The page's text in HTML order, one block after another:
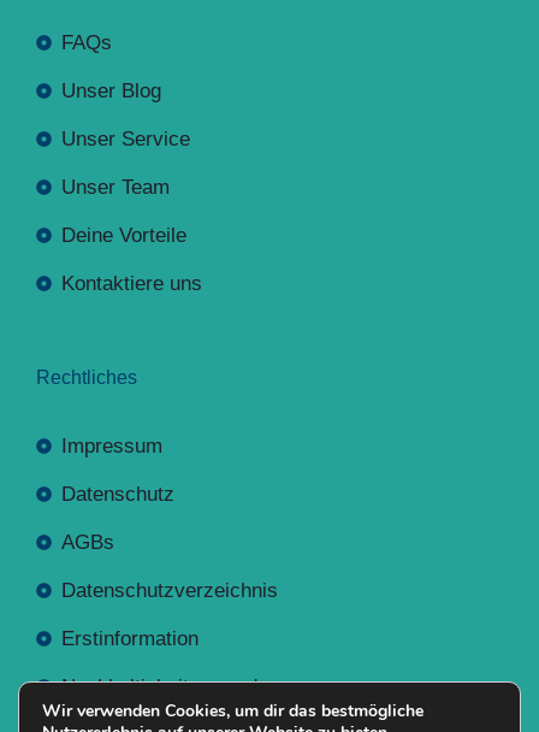
FAQs
Unser Blog
Unser Service
Unser Team
Deine Vorteile
Kontaktiere uns
Rechtliches
Impressum
Datenschutz
AGBs
Datenschutzverzeichnis
Erstinformation
Nachhaltigkeitsverordnung
Wir verwenden Cookies, um dir das bestmögliche